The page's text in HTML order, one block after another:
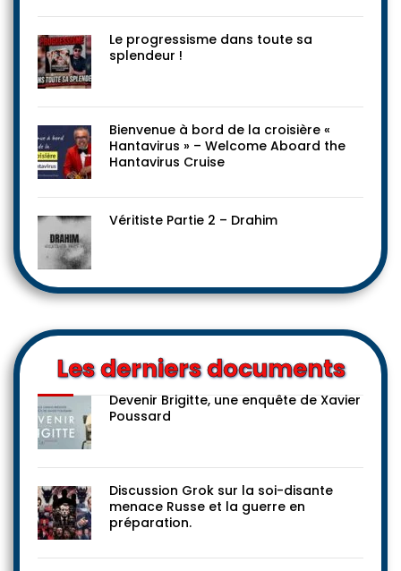
Le progressisme dans toute sa
splendeur !
Bienvenue à bord de la croisière «
Hantavirus » – Welcome Aboard the
Hantavirus Cruise
Véritiste Partie 2 – Drahim
Les derniers documents
Devenir Brigitte, une enquête de Xavier
Poussard
Discussion Grok sur la soi-disante
menace Russe et la guerre en
préparation.